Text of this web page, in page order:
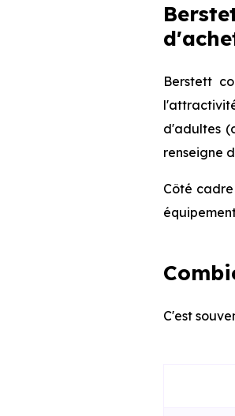
Berstett
d'adultes
renseigne
Côté cadre
C'est